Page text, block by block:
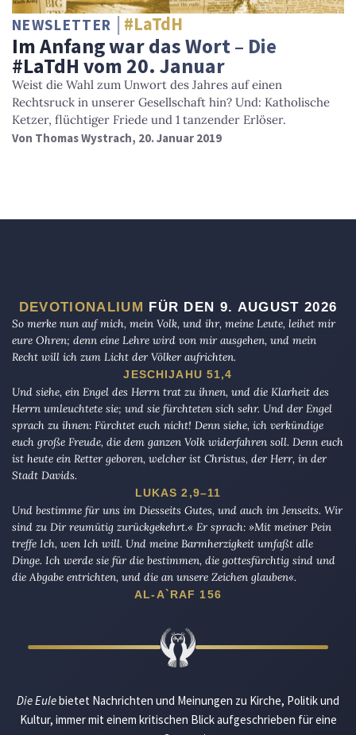
NEWSLETTER #LaTdH
Im Anfang war das Wort – Die
#LaTdH vom 20. Januar
Weist die Wahl zum Unwort des Jahres auf einen
Rechtsruck in unserer Gesellschaft hin? Und: Katholische
Ketzer, flüchtiger Friede und 1 tanzender Erlöser.
Von Thomas Wystrach, 20. Januar 2019
DEVOTIONALIUM FÜR DEN 9. AUGUST 2026
So merke nun auf mich, mein Volk, und ihr, meine Leute, leihet mir
eure Ohren; denn eine Lehre wird von mir ausgehen, und mein
Recht will ich zum Licht der Völker aufrichten.
JESCHIJAHU 51,4
Und siehe, ein Engel des Herrn trat zu ihnen, und die Klarheit des
Herrn umleuchtete sie; und sie fürchteten sich sehr. Und der Engel
sprach zu ihnen: Fürchtet euch nicht! Denn siehe, ich verkündige
euch große Freude, die dem ganzen Volk widerfahren soll. Denn euch
ist heute ein Retter geboren, welcher ist Christus, der Herr, in der
Stadt Davids.
LUKAS 2,9–11
Und bestimme für uns im Diesseits Gutes, und auch im Jenseits. Wir
sind zu Dir reumütig zurückgekehrt.« Er sprach: »Mit meiner Pein
treffe Ich, wen Ich will. Und meine Barmherzigkeit umfaßt alle
Dinge. Ich werde sie für die bestimmen, die gottesfürchtig sind und
die Abgabe entrichten, und die an unsere Zeichen glauben«.
AL-A`RAF 156
Die Eulebietet Nachrichten und Meinungen zu Kirche, Politik und
Kultur, immer mit einem kritischen Blick aufgeschrieben für eine